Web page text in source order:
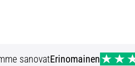
sanovatErinomainen